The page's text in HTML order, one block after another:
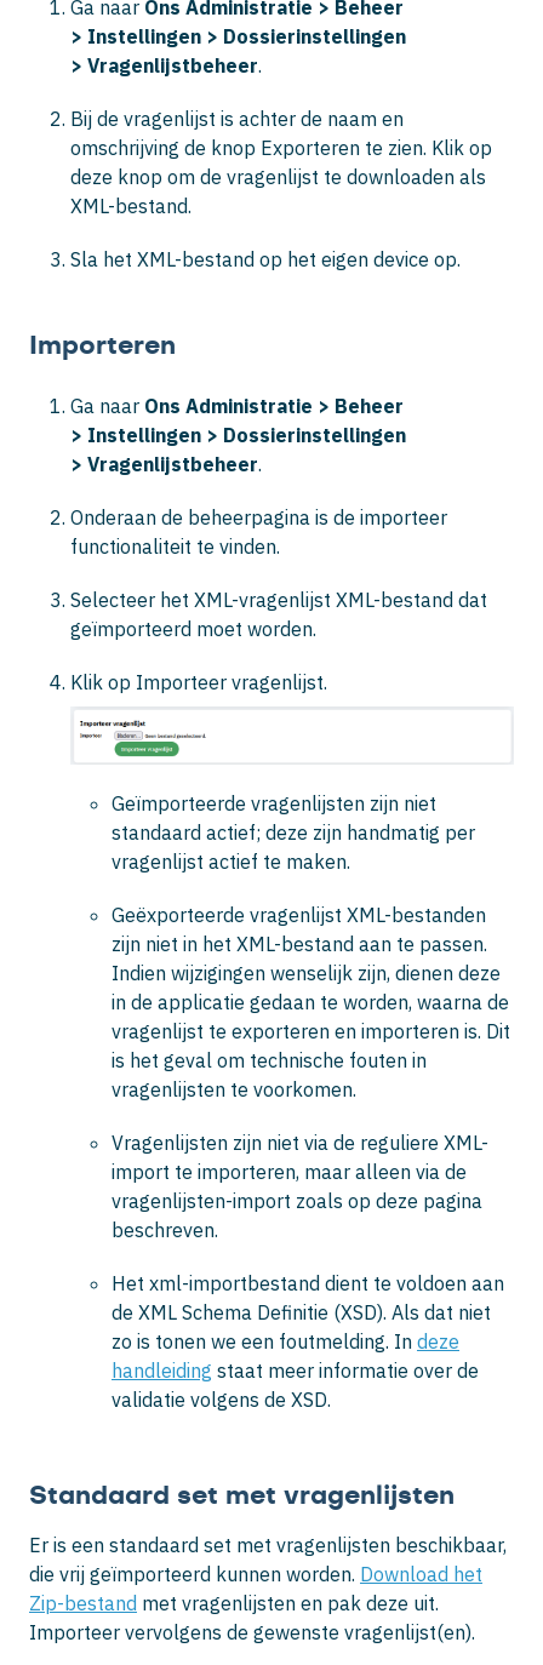
Ga naar Ons Administratie > Beheer
> Instellingen > Dossierinstellingen
> Vragenlijstbeheer.
Bij de vragenlijst is achter de naam en
omschrijving de knop Exporteren te zien. Klik op
deze knop om de vragenlijst te downloaden als
XML-bestand.
Sla het XML-bestand op het eigen device op.
Importeren
Ga naar Ons Administratie > Beheer
> Instellingen > Dossierinstellingen
> Vragenlijstbeheer.
Onderaan de beheerpagina is de importeer
functionaliteit te vinden.
Selecteer het XML-vragenlijst XML-bestand dat
geïmporteerd moet worden.
Klik op Importeer vragenlijst.
Geïmporteerde vragenlijsten zijn niet
standaard actief; deze zijn handmatig per
vragenlijst actief te maken.
Geëxporteerde vragenlijst XML-bestanden
zijn niet in het XML-bestand aan te passen.
Indien wijzigingen wenselijk zijn, dienen deze
in de applicatie gedaan te worden, waarna de
vragenlijst te exporteren en importeren is. Dit
is het geval om technische fouten in
vragenlijsten te voorkomen.
Vragenlijsten zijn niet via de reguliere XML-
import te importeren, maar alleen via de
vragenlijsten-import zoals op deze pagina
beschreven.
Het xml-importbestand dient te voldoen aan
de XML Schema Definitie (XSD). Als dat niet
zo is tonen we een foutmelding. In deze
handleiding staat meer informatie over de
validatie volgens de XSD.
Standaard set met vragenlijsten
Er is een standaard set met vragenlijsten beschikbaar,
die vrij geïmporteerd kunnen worden. Download het
Zip-bestand met vragenlijsten en pak deze uit.
Importeer vervolgens de gewenste vragenlijst(en).